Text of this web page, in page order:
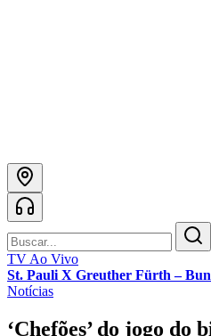
TV Ao Vivo
St. Pauli X Greuther Fürth –
Notícias
‘Chefões’ do jogo do